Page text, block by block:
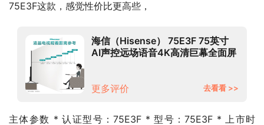
75E3F这款，感觉性价比更高些，
海信（Hisense） 75E3F 75英寸
AI声控远场语音4K高清巨幕全面屏
更多评价 去看看 >>
主体参数 * 认证型号：75E3F * 型号：75E3F * 上市时